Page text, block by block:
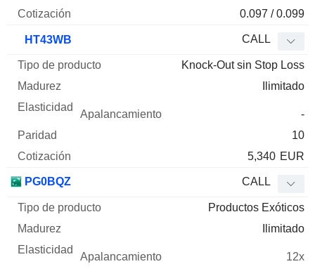
0.097 / 0.099
HT43WB CALL
Knock-Out sin Stop Loss
Ilimitado
-
10
5,340 EUR
PG0BQZ CALL
Productos Exóticos
Ilimitado
12x